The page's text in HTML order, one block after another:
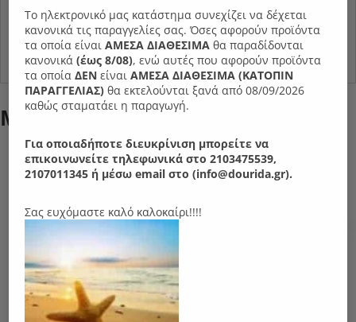
μαλακό 10)
5 μέτριο
Ύψος στρώματος
28 cm
Χρόνια εγγύησης
6
Μπορεί επίσης να σας αρέσει…
- 20%
Το ηλεκτρονικό μας κατάστημα συνεχίζει να δέχεται
κανονικά τις παραγγελίες σας. Όσες αφορούν προϊόντα
τα οποία είναιΑΜΕΣΑ ΔΙΑΘΕΣΙΜΑ θα παραδίδονται
κανονικά(έως 8/08), ενώ αυτές που αφορούν προϊόντα
τα οποίαΔΕΝ είναι ΑΜΕΣΑ ΔΙΑΘΕΣΙΜΑ (ΚΑΤΟΠΙΝ
ΠΑΡΑΓΓΕΛIΑΣ) θα εκτελούνται ξανά από 08/09/2026
καθώς σταματάει η παραγωγή.
Για οποιαδήποτε διευκρίνιση μπορείτε να
επικοινωνείτε τηλεφωνικά στο 2103475539,
2107011345 ή μέσω email στο (info@dourida.gr).
Σας ευχόμαστε καλό καλοκαίρι!!!!